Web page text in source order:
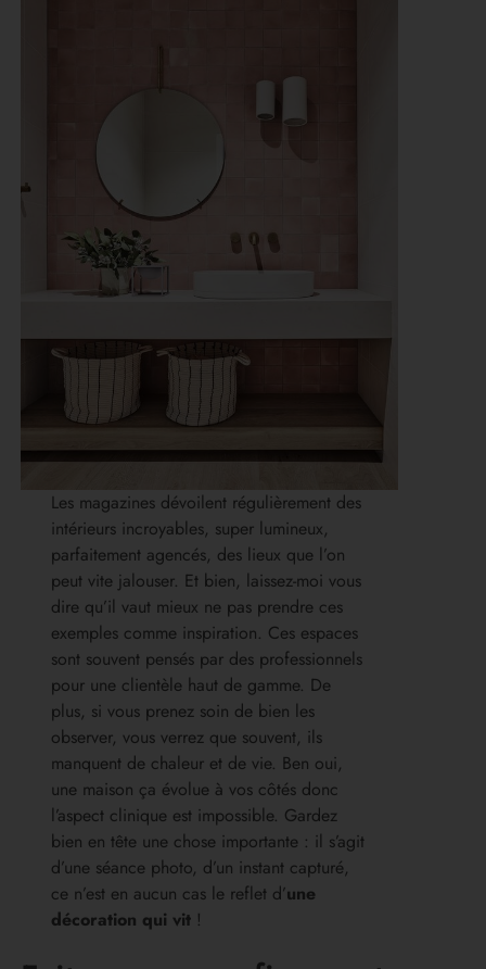
Les magazines dévoilent régulièrement des
intérieurs incroyables, super lumineux,
parfaitement agencés, des lieux que l’on
peut vite jalouser. Et bien, laissez-moi vous
dire qu’il vaut mieux ne pas prendre ces
exemples comme inspiration. Ces espaces
sont souvent pensés par des professionnels
pour une clientèle haut de gamme. De
plus, si vous prenez soin de bien les
observer, vous verrez que souvent, ils
manquent de chaleur et de vie. Ben oui,
une maison ça évolue à vos côtés donc
l’aspect clinique est impossible. Gardez
bien en tête une chose importante : il s’agit
d’une séance photo, d’un instant capturé,
ce n’est en aucun cas le reflet d’une
décoration qui vit!